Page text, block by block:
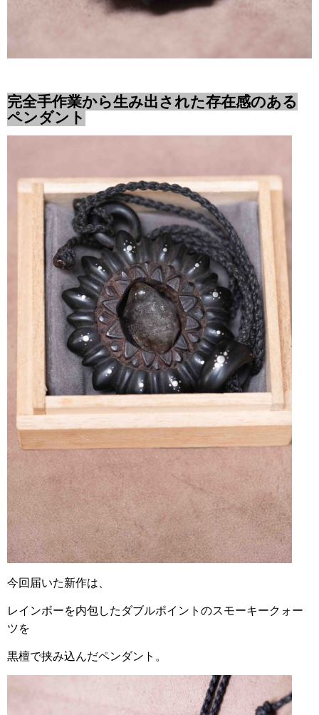
完全手作業から生み出された存在感のある
ペンダント
今回届いた新作は、
レインボーを内包したダブルポイントのスモーキークォー
ツを
黒檀で挟み込んだペンダント。